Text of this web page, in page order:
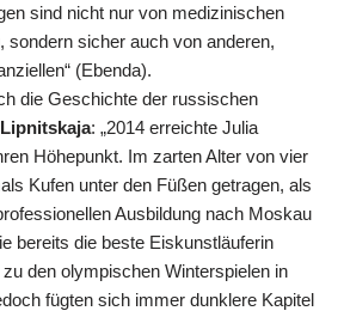
sind nicht nur von medizinischen
sondern sicher auch von anderen,
(Ebenda).
die Geschichte der russischen
: „2014 erreichte Julia
Höhepunkt. Im zarten Alter von vier
Kufen unter den Füßen getragen, als
Ausbildung nach Moskau
bereits die beste Eiskunstläuferin
den olympischen Winterspielen in
fügten sich immer dunklere Kapitel